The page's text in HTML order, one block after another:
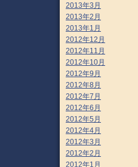
2013年3月
2013年2月
2013年1月
2012年12月
2012年11月
2012年10月
2012年9月
2012年8月
2012年7月
2012年6月
2012年5月
2012年4月
2012年3月
2012年2月
2012年1月